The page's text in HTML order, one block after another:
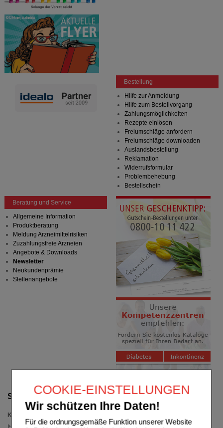
COOKIE-EINSTELLUNGEN
Wir schützen Ihre Daten!
Für die ordnungsgemäße Funktion unserer Website
Suche verfeinern
Kategorien
Knochen & Gelenke
Bestellung
Hilfe zur Anmeldung
Hilfe zum Bestellvorgang
Zahlungsmöglichkeiten
Rezepte einlösen
Freiumschläge anfordern
Freiumschläge downloaden
Auslandsbestellung
Reklamation
Widerrufsformular
Problembehebung
Bestellschein
Beratung und Service
Allgemeine Information
Produktberatung
Meldung Arzneimittelrisiken
Zuzahlungsfreie Arzneien
Angebote & Downloads
Newsletter
Neukundenprämie
Stellenangebote